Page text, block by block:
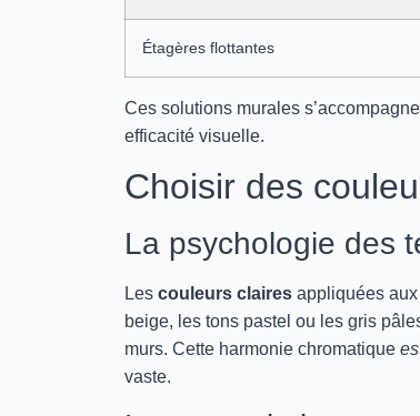
Étagères flottantes
Ces solutions murales
efficacité visuelle.
Choisir des
La psychologie des
Les couleurs claires appliquées
beige, les tons pastel ou les gris
murs. Cette harmonie chromatique
vaste.